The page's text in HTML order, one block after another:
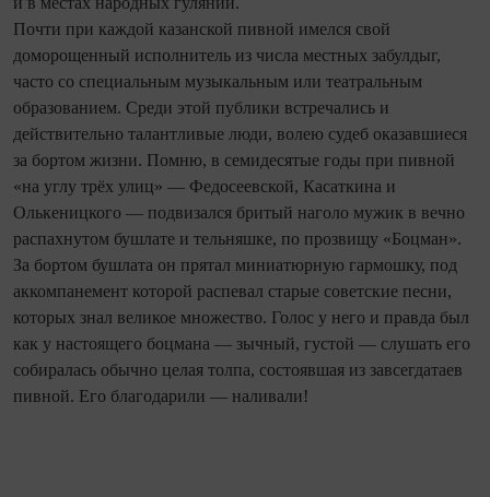
Почти при каждой казанской пивной имелся свой
доморощенный исполнитель из числа местных забулдыг,
часто со специальным музыкальным или театральным
образованием. Среди этой публики встречались и
действительно талантливые люди, волею судеб оказавшиеся
за бортом жизни. Помню, в семидесятые годы при пивной
«на углу трёх улиц» — Федосеевской, Касаткина и
Олькеницкого — подвизался бритый наголо мужик в вечно
распахнутом бушлате и тельняшке, по прозвищу «Боцман».
За бортом бушлата он прятал миниатюрную гармошку, под
аккомпанемент которой распевал старые советские песни,
которых знал великое множество. Голос у него и правда был
как у настоящего боцмана — зычный, густой — слушать его
собиралась обычно целая толпа, состоявшая из завсегдатаев
пивной. Его благодарили — наливали!